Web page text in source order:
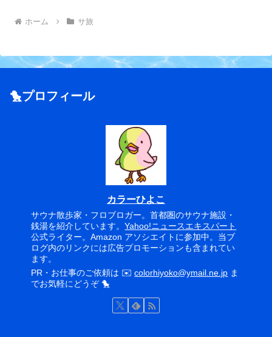
ホーム サ旅
🐤プロフィール
カラーひよこ
サウナ散歩家・フロブロガー。首都圏のサウナ施設・
銭湯を紹介しています。Yahoo!ニュースエキスパート
公式ライター。Amazon アソシエイトに参加中。当ブ
ログ内のリンクには広告プロモーションも含まれてい
ます。
PR・お仕事のご依頼は ✉️colorhiyoko@ymail.ne.jp ま
でお気軽にどうぞ 🐤